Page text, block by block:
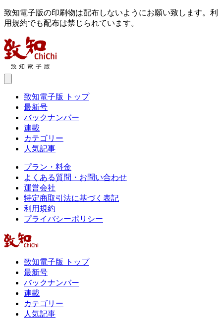
致知電子版の印刷物は配布しないようにお願い致します。利
用規約でも配布は禁じられています。
致知電子版 トップ
最新号
バックナンバー
連載
カテゴリー
人気記事
プラン・料金
よくある質問・お問い合わせ
運営会社
特定商取引法に基づく表記
利用規約
プライバシーポリシー
致知電子版 トップ
最新号
バックナンバー
連載
カテゴリー
人気記事